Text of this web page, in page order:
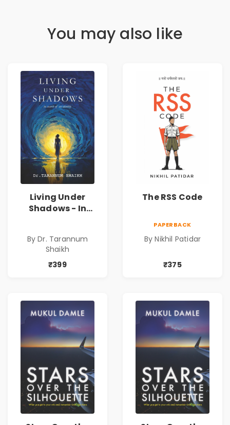
You may also like
Living Under
Shadows - In
Tarannum Shaikh
| Pre-Order
By Dr. Tarannum
Shaikh
₹399
The RSS Code
PAPERBACK
By Nikhil Patidar
₹375